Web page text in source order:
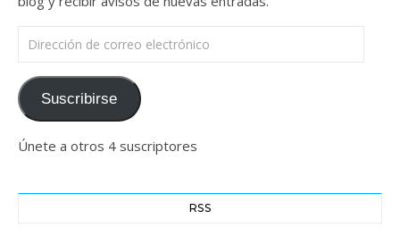
Dirección de correo electrónico
Suscribirse
Únete a otros 4 suscriptores
RSS